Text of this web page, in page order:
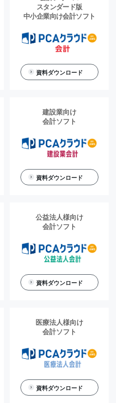
スタンダード版
中小企業向け会計ソフト
資料ダウンロード
建設業向け
会計ソフト
資料ダウンロード
公益法人様向け
会計ソフト
資料ダウンロード
医療法人様向け
会計ソフト
資料ダウンロード